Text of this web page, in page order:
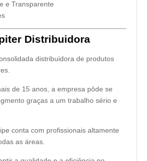
e Transparente
Distribuidora
distribuidora de produtos
de 15 anos, a empresa pôde se
graças a um trabalho sério e
conta com profissionais altamente
as áreas.